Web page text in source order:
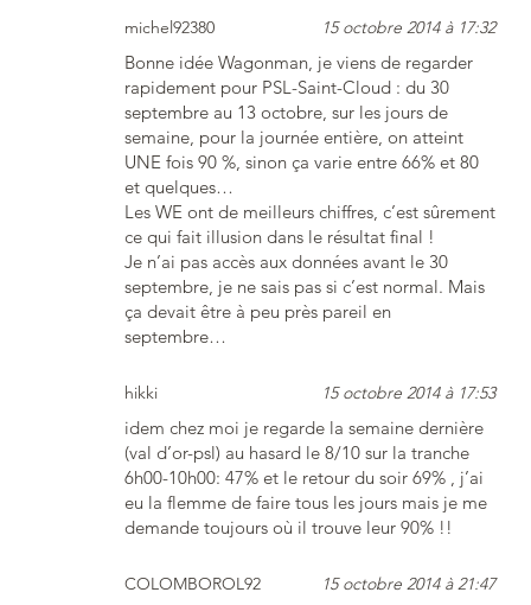
michel92380 15 octobre 2014 à 17:32
Bonne idée Wagonman, je viens de regarder
rapidement pour PSL-Saint-Cloud : du 30
septembre au 13 octobre, sur les jours de
semaine, pour la journée entière, on atteint
UNE fois 90 %, sinon ça varie entre 66% et 80
et quelques…
Les WE ont de meilleurs chiffres, c’est sûrement
ce qui fait illusion dans le résultat final !
Je n’ai pas accès aux données avant le 30
septembre, je ne sais pas si c’est normal. Mais
ça devait être à peu près pareil en
septembre…
hikki 15 octobre 2014 à 17:53
idem chez moi je regarde la semaine dernière
(val d’or-psl) au hasard le 8/10 sur la tranche
6h00-10h00: 47% et le retour du soir 69% , j’ai
eu la flemme de faire tous les jours mais je me
demande toujours où il trouve leur 90% !!
COLOMBOROL92 15 octobre 2014 à 21:47